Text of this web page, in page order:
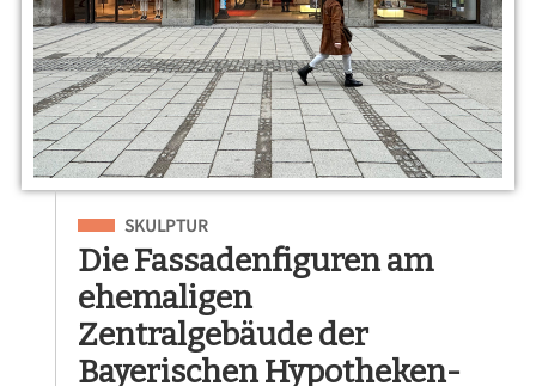
Eingeordnet unter
SKULPTUR
Die Fassadenfiguren am
ehemaligen
Zentralgebäude der
Bayerischen Hypotheken-